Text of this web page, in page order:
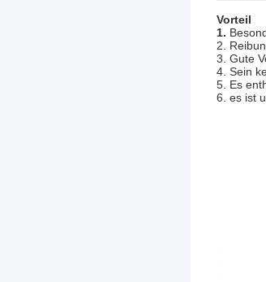
Vorteil
1.
2.
3. Gute
4. Sein
5. Es
6. es ist